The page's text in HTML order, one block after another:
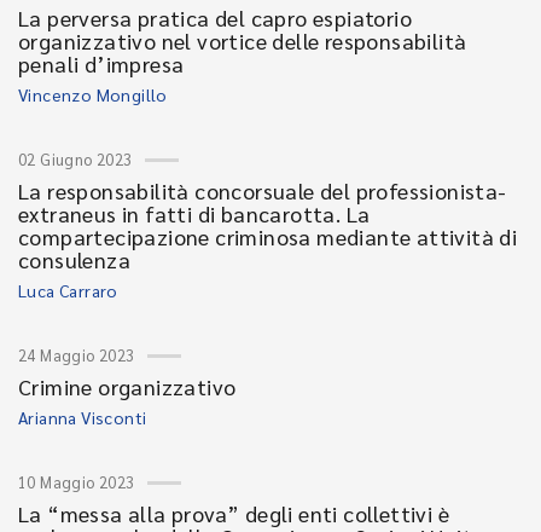
La perversa pratica del capro espiatorio
organizzativo nel vortice delle responsabilità
penali d’impresa
Vincenzo Mongillo
02 Giugno 2023
La responsabilità concorsuale del professionista-
extraneus in fatti di bancarotta. La
compartecipazione criminosa mediante attività di
consulenza
Luca Carraro
24 Maggio 2023
Crimine organizzativo
Arianna Visconti
10 Maggio 2023
La “messa alla prova” degli enti collettivi è